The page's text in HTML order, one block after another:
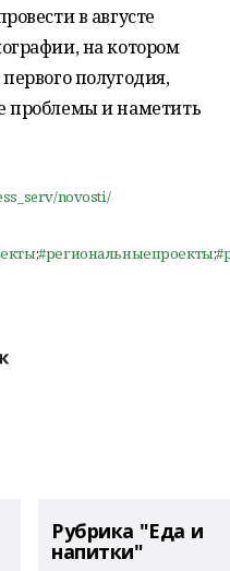
в августе
на котором
полугодия,
проблемы и наметить
novosti/
;#региональныепроекты;
Рубрика "Еда и
напитки"